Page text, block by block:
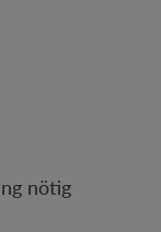
nötig